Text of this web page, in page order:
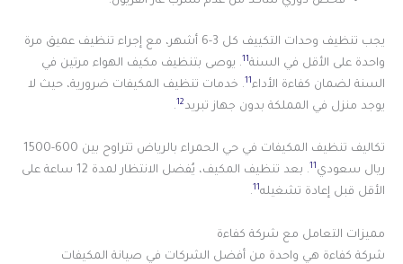
يجب تنظيف وحدات التكييف كل 3-6 أشهر، مع إجراء تنظيف عميق مرة
واحدة على الأقل في السنة11. يوصى بتنظيف مكيف الهواء مرتين في
السنة لضمان كفاءة الأداء11. خدمات تنظيف المكيفات ضرورية، حيث لا
يوجد منزل في المملكة بدون جهاز تبريد12
.
تكاليف تنظيف المكيفات في حي الحمراء بالرياض تتراوح بين 600-1500
ريال سعودي11
. بعد تنظيف المكيف، يُفضل الانتظار لمدة 12 ساعة على
الأقل قبل إعادة تشغيله11
.
مميزات التعامل مع شركة كفاءة
شركة كفاءة هي واحدة من أفضل الشركات في صيانة المكيفات